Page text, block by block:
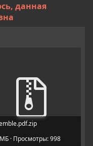
данная
· Просмотры: 998